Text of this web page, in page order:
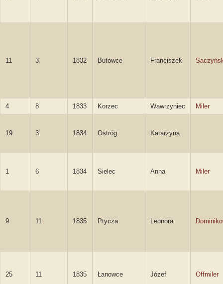
11 3 1832 Butowce Franciszek
4 8 1833 Korzec Wawrzyniec Miler
19 3 1834 Ostróg Katarzyna
1 6 1834 Sielec Anna Miler
9 11 1835 Ptycza Leonora
25 11 1835 Łanowce Józef Offmiler